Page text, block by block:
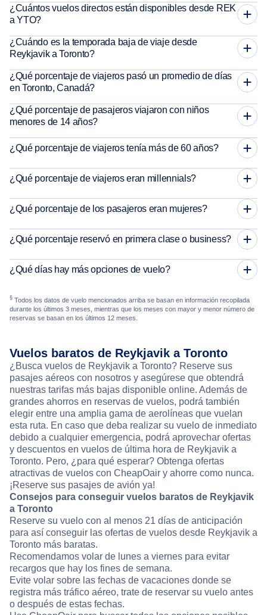
¿Cuántos vuelos directos están disponibles desde REK
a YTO?
¿Cuándo es la temporada baja de viaje desde
Reykjavik a Toronto?
¿Qué porcentaje de viajeros pasó un promedio de días
en Toronto, Canadá?
¿Qué porcentaje de pasajeros viajaron con niños
menores de 14 años?
¿Qué porcentaje de viajeros tenía más de 60 años?
¿Qué porcentaje de viajeros eran millennials?
¿Qué porcentaje de los pasajeros eran mujeres?
¿Qué porcentaje reservó en primera clase o business?
¿Qué días hay más opciones de vuelo?
§ Todos los datos de vuelo mencionados arriba se basan en información recopilada
durante los últimos 3 meses, mientras que los meses con mayor y menor número de
reservas se basan en los últimos 12 meses.
Vuelos baratos de Reykjavik a Toronto
¿Busca vuelos de Reykjavik a Toronto? Reserve sus
pasajes aéreos con nosotros y asegúrese que obtendrá
nuestras tarifas más bajas disponible online. Además de
grandes ahorros en reservas de vuelos, podrá también
elegir entre una amplia gama de aerolíneas que vuelan
esta ruta. En caso que deba realizar su vuelo de inmediato
debido a cualquier emergencia, podrá aprovechar ofertas
y descuentos en vuelos de última hora de Reykjavik a
Toronto. Pero, ¿para qué esperar? Obtenga ofertas
atractivas de vuelos con CheapOair y ahorre como nunca.
¡Reserve sus pasajes de avión ya!
Consejos para conseguir vuelos baratos de Reykjavik
a Toronto
Reserve su vuelo con al menos 21 días de anticipación
para así conseguir las ofertas de vuelos desde Reykjavik a
Toronto más baratas.
Recomendamos volar de lunes a viernes para evitar
recargos que hay los fines de semana.
Evite volar sobre las fechas de vacaciones donde se
registra más tráfico aéreo, trate de reservar su vuelo antes
o después de estas fechas.